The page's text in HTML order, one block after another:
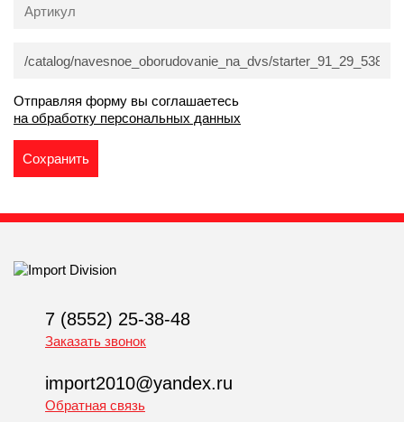
Отправляя форму вы соглашаетесь
на обработку персональных данных
7 (8552) 25-38-48
Заказать звонок
import2010@yandex.ru
Обратная связь